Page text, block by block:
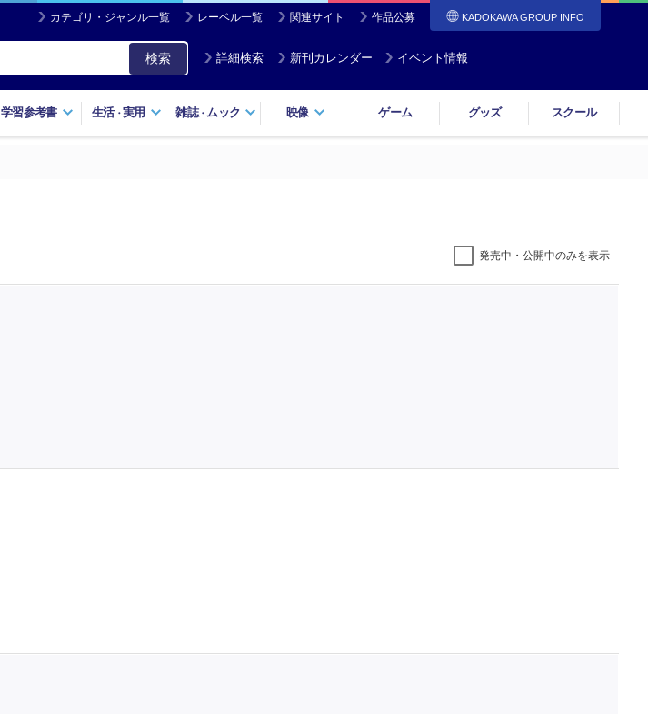
カテゴリ・ジャンル一覧 レーベル一覧 関連サイト 作品公募 KADOKAWA GROUP INFO
検索 詳細検索 新刊カレンダー イベント情報
学習参考書 生活・実用 雑誌・ ムック 映像 ゲーム グッズ スクール
発売中・公開中のみを表示